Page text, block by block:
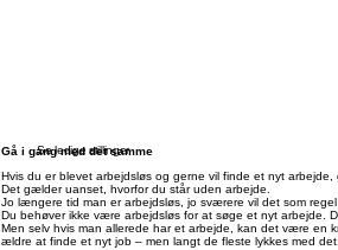
Se ledige stillinger
Gå i gang med det samme
Hvis du er blevet arbejdsløs og gerne vil finde et nyt
Det gælder uanset, hvorfor du står uden arbejde.
Jo længere tid man er arbejdsløs, jo sværere vil det som
Du behøver ikke være arbejdsløs for at søge et nyt arbejde.
Men selv hvis man allerede har et arbejde, kan det være
ældre at finde et nyt job – men langt de fleste lykkes med det.